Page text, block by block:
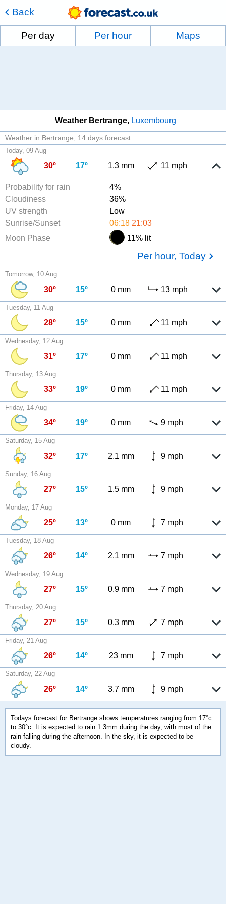
Back
Per day Per hour Maps
Weather Bertrange Luxembourg
Weather in Bertrange 14 days forecast
Today, 09 Aug
30º 17º 1.3 mm 11 mph
Probability for rain
4%
Cloudiness
36%
UV strength
Low
Sunrise/Sunset
06:18 21:03
Moon Phase
11% lit
Per hour, Today
Tomorrow, 10 Aug
30º 15º 0 mm 13 mph
Tuesday, 11 Aug
28º 15º 0 mm 11 mph
Wednesday, 12 Aug
31º 17º 0 mm 11 mph
Thursday, 13 Aug
33º 19º 0 mm 11 mph
Friday, 14 Aug
34º 19º 0 mm 9 mph
Saturday, 15 Aug
32º 17º 2.1 mm 9 mph
Sunday, 16 Aug
27º 15º 1.5 mm 9 mph
Monday, 17 Aug
25º 13º 0 mm 7 mph
Tuesday, 18 Aug
26º 14º 2.1 mm 7 mph
Wednesday, 19 Aug
27º 15º 0.9 mm 7 mph
Thursday, 20 Aug
27º 15º 0.3 mm 7 mph
Friday, 21 Aug
26º 14º 23 mm 7 mph
Saturday, 22 Aug
26º 14º 3.7 mm 9 mph
Todays forecast for Bertrange shows temperatures ranging from 17°c
to 30°c. It is expected to rain 1.3mm during the day, with most of the
rain falling during the afternoon. In the sky, it is expected to be
cloudy.